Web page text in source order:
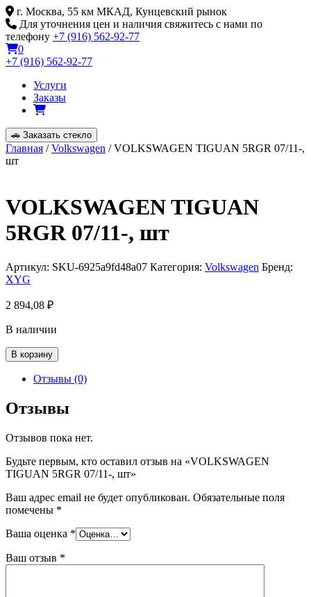
Skip
to
content
г. Москва, 55 км МКАД, Кунцевский рынок
Для уточнения цен и наличия свяжитесь с нами по
телефону +7 (916) 562-92-77
0
+7 (916) 562-92-77
Услуги
Заказы
🚗 Заказать стекло
Главная /Volkswagen / VOLKSWAGEN TIGUAN 5RGR 07/11-,
шт
VOLKSWAGEN TIGUAN
5RGR 07/11-, шт
Артикул: SKU-6925a9fd48a07 Категория: Volkswagen Бренд:
XYG
2 894,08 ₽
В наличии
Количество
товара
VOLKSWAGEN
5RGR
07/11-,
В корзину
Отзывы (0)
Отзывы
Отзывов пока нет.
Будьте первым, кто оставил отзыв на «VOLKSWAGEN
TIGUAN 5RGR 07/11-, шт»
Ваш адрес email не будет опубликован. Обязательные поля
помечены *
Ваша оценка *
Ваш отзыв *